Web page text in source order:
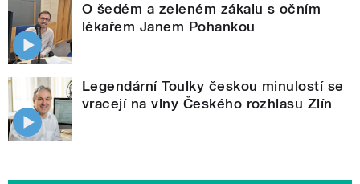
O šedém a zeleném zákalu s očním
lékařem Janem Pohankou
Legendární Toulky českou minulostí se
vracejí na vlny Českého rozhlasu Zlín